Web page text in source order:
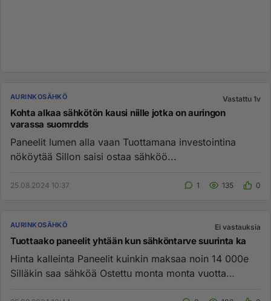
AURINKOSÄHKÖ Vastattu 1v
Kohta alkaa sähkötön kausi niille jotka on auringon
varassa suomrdds
Paneelit lumen alla vaan Tuottamana investointina
nököytää Sillon saisi ostaa sähköö...
25.08.2024 10:37 1 135 0
AURINKOSÄHKÖ Ei vastauksia
Tuottaako paneelit yhtään kun sähköntarve suurinta ka
Hinta kalleinta Paneelit kuinkin maksaa noin 14 000e
Silläkin saa sähköä Ostettu monta monta vuotta